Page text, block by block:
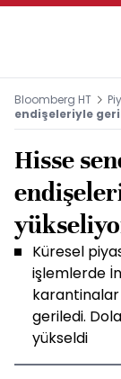
Bloomberg HT
endişeleriyle
Hisse
Küresel
işlemlerde
karantinalar
geriledi.
yükseldi